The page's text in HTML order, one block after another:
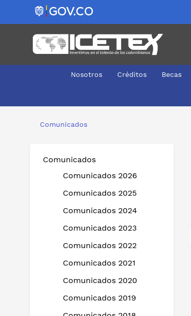
Nosotros Créditos Becas
Comunicados
Comunicados
Comunicados 2026
Comunicados 2025
Comunicados 2024
Comunicados 2023
Comunicados 2022
Comunicados 2021
Comunicados 2020
Comunicados 2019